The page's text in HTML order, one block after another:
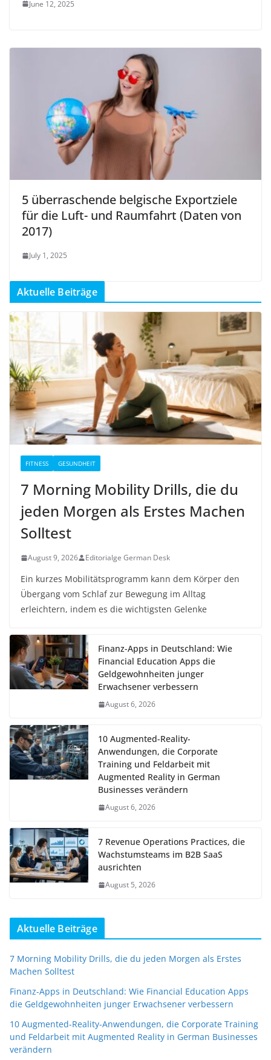
June 12, 2025
5 überraschende belgische Exportziele
für die Luft- und Raumfahrt (Daten von
2017)
July 1, 2025
Aktuelle Beiträge
FITNESS GESUNDHEIT
7 Morning Mobility Drills, die du
jeden Morgen als Erstes Machen
Solltest
August 9, 2026 Editorialge German Desk
Ein kurzes Mobilitätsprogramm kann dem Körper den
Übergang vom Schlaf zur Bewegung im Alltag
erleichtern, indem es die wichtigsten Gelenke
Finanz-Apps in Deutschland: Wie
Financial Education Apps die
Geldgewohnheiten junger
Erwachsener verbessern
August 6, 2026
10 Augmented-Reality-
Anwendungen, die Corporate
Training und Feldarbeit mit
Augmented Reality in German
Businesses verändern
August 6, 2026
7 Revenue Operations Practices, die
Wachstumsteams im B2B SaaS
ausrichten
August 5, 2026
Aktuelle Beiträge
7 Morning Mobility Drills, die du jeden Morgen als Erstes
Machen Solltest
Finanz-Apps in Deutschland: Wie Financial Education Apps
die Geldgewohnheiten junger Erwachsener verbessern
10 Augmented-Reality-Anwendungen, die Corporate Training
und Feldarbeit mit Augmented Reality in German Businesses
verändern